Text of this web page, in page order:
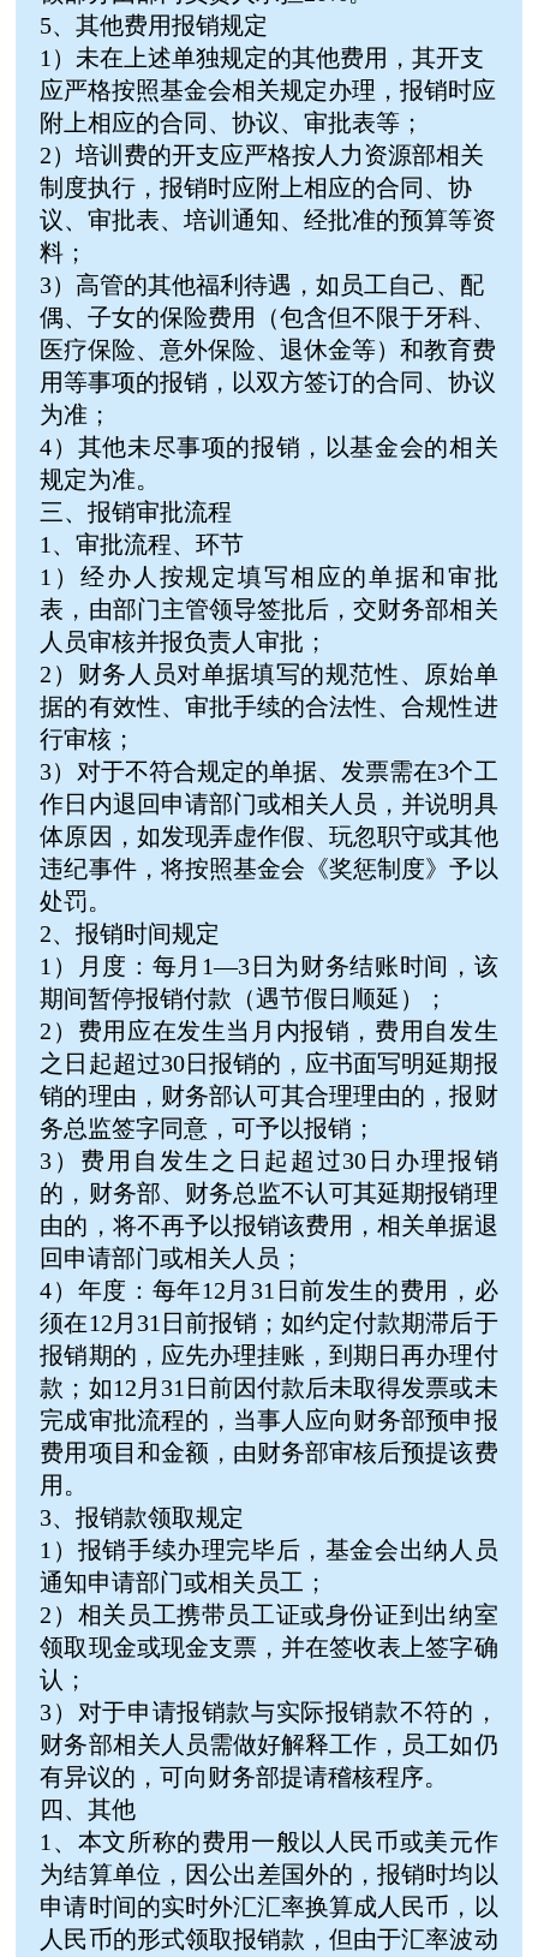
5、其他费用报销规定
1）未在上述单独规定的其他费用，其开支
应严格按照基金会相关规定办理，报销时应
附上相应的合同、协议、审批表等；
2）培训费的开支应严格按人力资源部相关
制度执行，报销时应附上相应的合同、协
议、审批表、培训通知、经批准的预算等资
料；
3）高管的其他福利待遇，如员工自己、配
偶、子女的保险费用（包含但不限于牙科、
医疗保险、意外保险、退休金等）和教育费
用等事项的报销，以双方签订的合同、协议
为准；
4）其他未尽事项的报销，以基金会的相关
规定为准。
三、报销审批流程
1、审批流程、环节
1）经办人按规定填写相应的单据和审批
表，由部门主管领导签批后，交财务部相关
人员审核并报负责人审批；
2）财务人员对单据填写的规范性、原始单
据的有效性、审批手续的合法性、合规性进
行审核；
3）对于不符合规定的单据、发票需在3个工
作日内退回申请部门或相关人员，并说明具
体原因，如发现弄虚作假、玩忽职守或其他
违纪事件，将按照基金会《奖惩制度》予以
处罚。
2、报销时间规定
1）月度：每月1—3日为财务结账时间，该
期间暂停报销付款（遇节假日顺延）；
2）费用应在发生当月内报销，费用自发生
之日起超过30日报销的，应书面写明延期报
销的理由，财务部认可其合理理由的，报财
务总监签字同意，可予以报销；
3）费用自发生之日起超过30日办理报销
的，财务部、财务总监不认可其延期报销理
由的，将不再予以报销该费用，相关单据退
回申请部门或相关人员；
4）年度：每年12月31日前发生的费用，必
须在12月31日前报销；如约定付款期滞后于
报销期的，应先办理挂账，到期日再办理付
款；如12月31日前因付款后未取得发票或未
完成审批流程的，当事人应向财务部预申报
费用项目和金额，由财务部审核后预提该费
用。
3、报销款领取规定
1）报销手续办理完毕后，基金会出纳人员
通知申请部门或相关员工；
2）相关员工携带员工证或身份证到出纳室
领取现金或现金支票，并在签收表上签字确
认；
3）对于申请报销款与实际报销款不符的，
财务部相关人员需做好解释工作，员工如仍
有异议的，可向财务部提请稽核程序。
四、其他
1、本文所称的费用一般以人民币或美元作
为结算单位，因公出差国外的，报销时均以
申请时间的实时外汇汇率换算成人民币，以
人民币的形式领取报销款，但由于汇率波动